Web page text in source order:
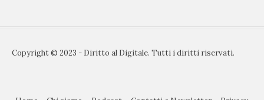
Copyright © 2023 - Diritto al Digitale. Tutti i diritti riservati.